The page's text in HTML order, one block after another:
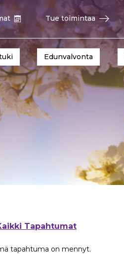
Tue toimintaa
Edunvalvonta
Tapahtumat
tapahtuma on mennyt.